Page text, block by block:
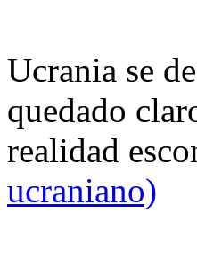
Ucrania se
quedado
realidad
ucraniano)